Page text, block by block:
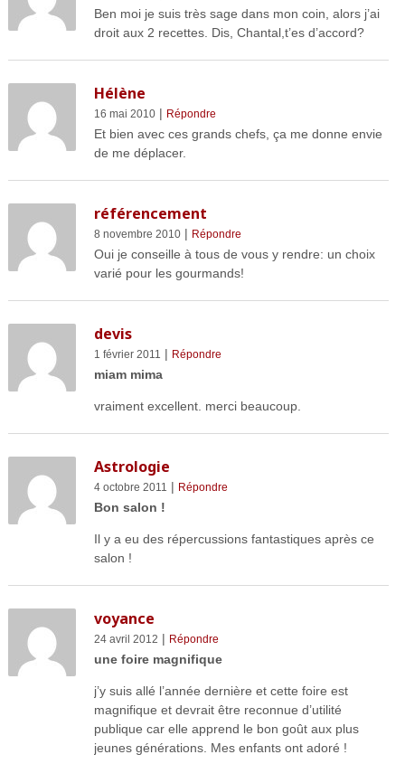
Ben moi je suis très sage dans mon coin, alors j’ai
droit aux 2 recettes. Dis, Chantal,t’es d’accord?
Hélène
16 mai 2010| Répondre
Et bien avec ces grands chefs, ça me donne envie
de me déplacer.
référencement
8 novembre 2010| Répondre
Oui je conseille à tous de vous y rendre: un choix
varié pour les gourmands!
devis
1 février 2011 | Répondre
miam mima
vraiment excellent. merci beaucoup.
Astrologie
4 octobre 2011 | Répondre
Bon salon !
Il y a eu des répercussions fantastiques après ce
salon !
voyance
24 avril 2012 | Répondre
une foire magnifique
j’y suis allé l’année dernière et cette foire est
magnifique et devrait être reconnue d’utilité
publique car elle apprend le bon goût aux plus
jeunes générations. Mes enfants ont adoré !